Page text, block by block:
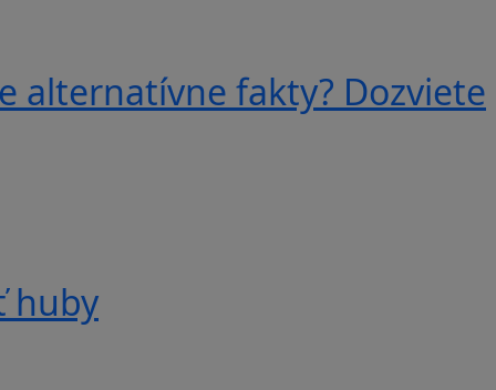
alternatívne fakty? Dozviete
huby